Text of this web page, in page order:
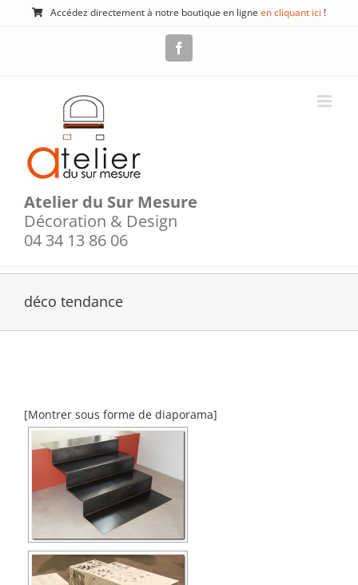
Passer
Accédez directement à notre boutique en ligne en cliquant ici !
Atelier du Sur Mesure
Décoration & Design
04 34 13 86 06
déco tendance
[Montrer sous forme de diaporama]